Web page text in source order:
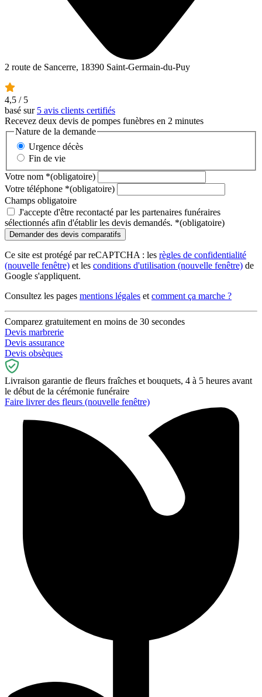
2 route de Sancerre, 18390 Saint-Germain-du-Puy
4,5 / 5
basé sur 5 avis clients certifiés
Recevez deux devis de pompes funèbres en 2 minutes
Nature de la demande
Urgence décès
Fin de vie
Votre nom *(obligatoire)
Votre téléphone *(obligatoire)
Champs obligatoire
J'accepte d'être recontacté par les partenaires funéraires
sélectionnés afin d'établir les devis demandés. *(obligatoire)
Ce site est protégé par reCAPTCHA : les règles de confidentialité
(nouvelle fenêtre) et les conditions d'utilisation (nouvelle fenêtre) de
Google s'appliquent.
Consultez les pages mentions légales et comment ça marche ?
Comparez gratuitement en moins de 30 secondes
Devis marbrerie
Devis assurance
Devis obsèques
Livraison garantie de fleurs fraîches et bouquets, 4 à 5 heures avant
le début de la cérémonie funéraire
Faire livrer des fleurs (nouvelle fenêtre)